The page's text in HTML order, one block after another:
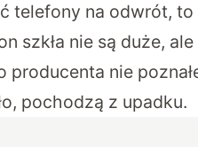
telefony na odwrót,
szkła nie są duże,
nie
pochodzą z upadku.